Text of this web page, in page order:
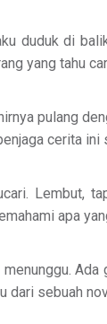
duduk di
yang tahu
pulang
cerita ini
Lembut,
apa
dari sebuah